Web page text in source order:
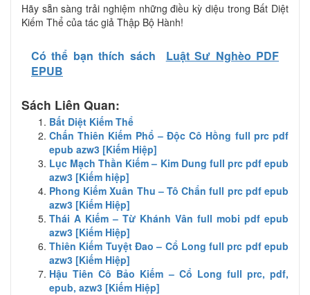
Hãy sẵn sàng trải nghiệm những điều kỳ diệu trong Bất Diệt
Kiếm Thể của tác giả Thập Bộ Hành!
Có thể bạn thích sách
Luật Sư Nghèo PDF
EPUB
Sách Liên Quan:
Bất Diệt Kiếm Thể
Chấn Thiên Kiếm Phổ – Độc Cô Hồng full prc pdf
epub azw3 [Kiếm Hiệp]
Lục Mạch Thần Kiếm – Kim Dung full prc pdf epub
azw3 [Kiếm hiệp]
Phong Kiếm Xuân Thu – Tô Chẩn full prc pdf epub
azw3 [Kiếm Hiệp]
Thái A Kiếm – Từ Khánh Vân full mobi pdf epub
azw3 [Kiếm Hiệp]
Thiên Kiếm Tuyệt Đao – Cổ Long full prc pdf epub
azw3 [Kiếm Hiệp]
Hậu Tiên Cô Bảo Kiếm – Cổ Long full prc, pdf,
epub, azw3 [Kiếm Hiệp]